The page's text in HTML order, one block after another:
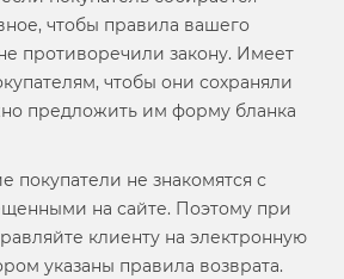
чтобы правила вашего
противоречили закону. Имеет
чтобы они сохраняли
предложить им форму бланка
покупатели не знакомятся с
на сайте. Поэтому при
клиенту на электронную
указаны правила возврата.